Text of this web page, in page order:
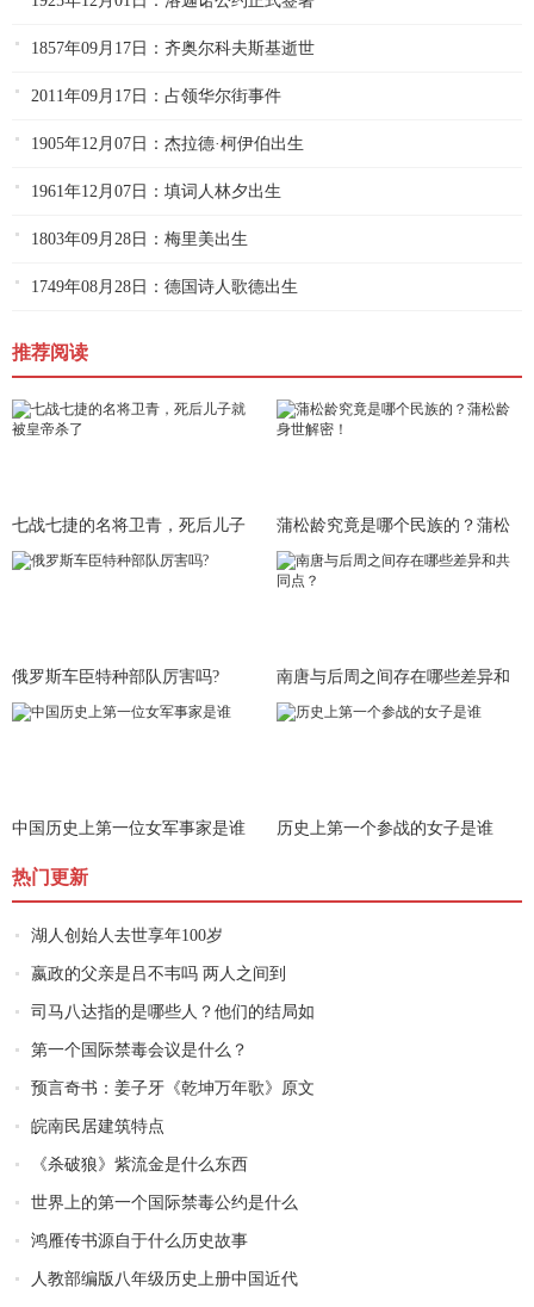
1857年09月17日：齐奥尔科夫斯基逝世
2011年09月17日：占领华尔街事件
1905年12月07日：杰拉德·柯伊伯出生
1961年12月07日：填词人林夕出生
1803年09月28日：梅里美出生
1749年08月28日：德国诗人歌德出生
推荐阅读
七战七捷的名将卫青，死后儿子
就被皇
蒲松龄究竟是哪个民族的？蒲松
龄身世
俄罗斯车臣特种部队厉害吗?
南唐与后周之间存在哪些差异和
共同
中国历史上第一位女军事家是谁 历史上第一个参战的女子是谁
热门更新
湖人创始人去世享年100岁
嬴政的父亲是吕不韦吗 两人之间到
司马八达指的是哪些人？他们的结局如
第一个国际禁毒会议是什么？
预言奇书：姜子牙《乾坤万年歌》原文
皖南民居建筑特点
《杀破狼》紫流金是什么东西
世界上的第一个国际禁毒公约是什么
鸿雁传书源自于什么历史故事
人教部编版八年级历史上册中国近代